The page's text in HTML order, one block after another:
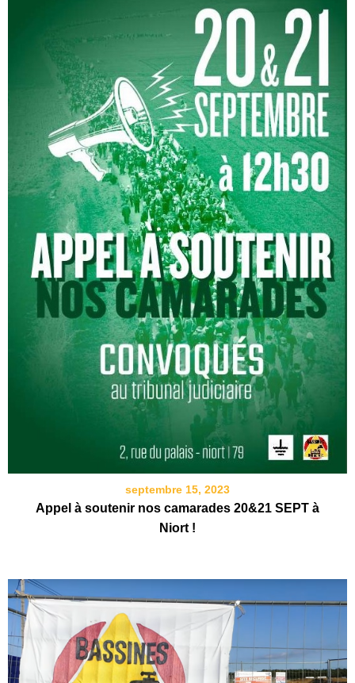
septembre 15, 2023
Appel à soutenir nos camarades 20&21 SEPT à
Niort !